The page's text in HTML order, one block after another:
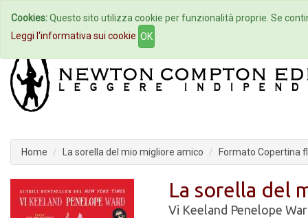
Home Autori Eventi
Home La sorella del mio migliore amico Formato Copertina
La sorella del
Vi Keeland Penelope
Cookies:Questo sito utilizza cookie per funzionalità proprie. Se
Leggi l'informativa sui cookie OK